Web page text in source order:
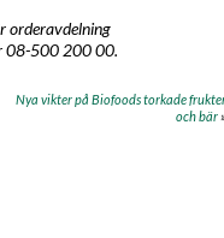
orderavdelning
08-500 200 00.
Nya vikter på Biofoods torkade
och bär